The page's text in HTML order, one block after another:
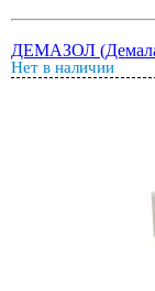
ДЕМАЗОЛ
Нет в наличии